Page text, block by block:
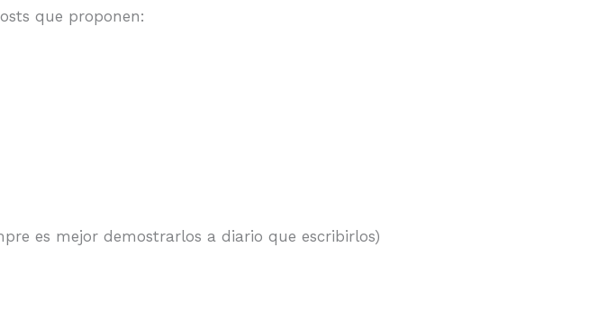
que proponen:
es mejor demostrarlos a diario que escribirlos)